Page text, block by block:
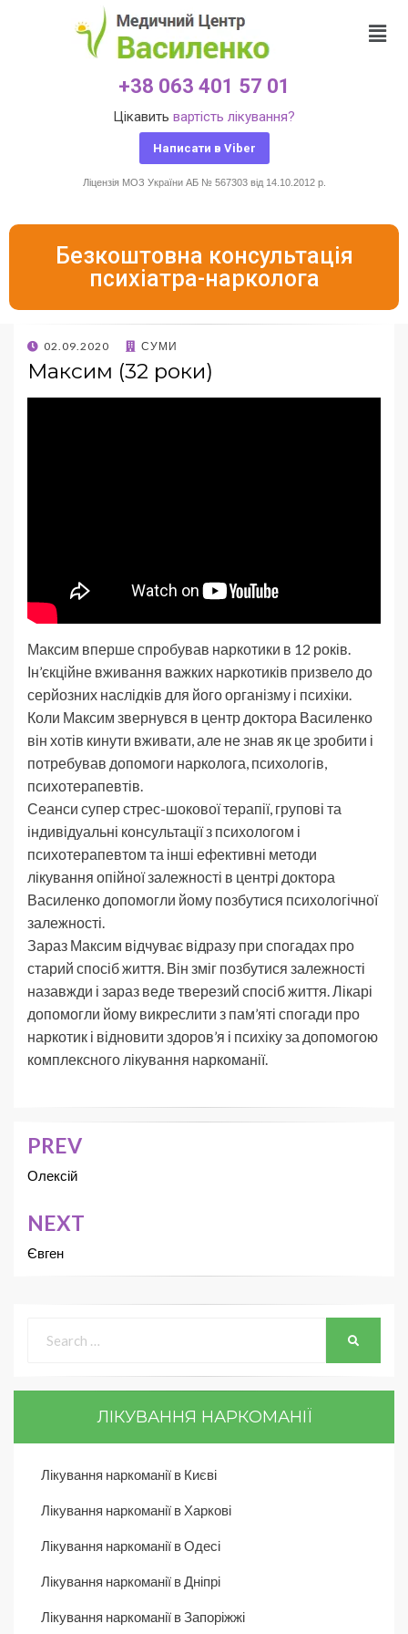
+38 063 401 57 01
Цікавить вартість лікування?
Написати в Viber
Ліцензія МОЗ України АБ № 567303 від 14.10.2012 р.
Безкоштовна консультація
психіатра-нарколога
02.09.2020 СУМИ
Максим (32 роки)
Максим вперше спробував наркотики в 12 років.
Ін’єкційне вживання важких наркотиків призвело до
серйозних наслідків для його організму і психіки.
Коли Максим звернувся в центр доктора Василенко
він хотів кинути вживати, але не знав як це зробити і
потребував допомоги нарколога, психологів,
психотерапевтів.
Сеанси супер стрес-шокової терапії, групові та
індивідуальні консультації з психологом і
психотерапевтом та інші ефективні методи
лікування опійної залежності в центрі доктора
Василенко допомогли йому позбутися психологічної
залежності.
Зараз Максим відчуває відразу при спогадах про
старий спосіб життя. Він зміг позбутися залежності
назавжди і зараз веде тверезий спосіб життя. Лікарі
допомогли йому викреслити з пам’яті спогади про
наркотик і відновити здоров’я і психіку за допомогою
комплексного лікування наркоманії.
PREV
Олексій
NEXT
Євген
ЛІКУВАННЯ НАРКОМАНІЇ
Лікування наркоманії в Києві
Лікування наркоманії в Харкові
Лікування наркоманії в Одесі
Лікування наркоманії в Дніпрі
Лікування наркоманії в Запоріжжі